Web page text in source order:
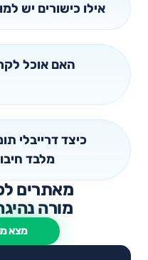
אילו כישורים יש
האם אוכל
כיצד דרייבלי
מלבד
מאתרים
מורה
מצא